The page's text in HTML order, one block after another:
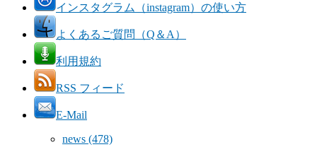
インスタグラム（instagram）の使い方
よくあるご質問（Q＆A）
利用規約
RSS フィード
E-Mail
news (478)